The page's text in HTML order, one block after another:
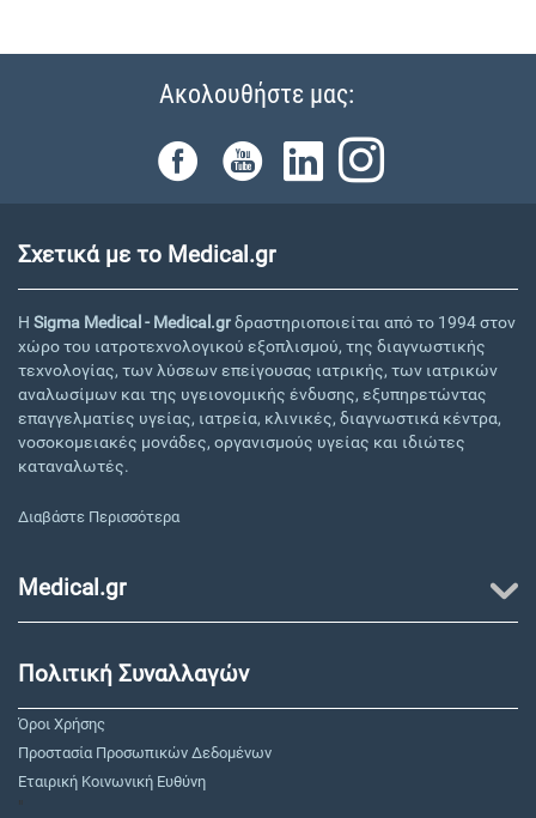
Ακολουθήστε μας:
Σχετικά με το Medical.gr
Η Sigma Medical - Medical.grδραστηριοποιείται από το 1994 στον
χώρο του ιατροτεχνολογικού εξοπλισμού, της διαγνωστικής
τεχνολογίας, των λύσεων επείγουσας ιατρικής, των ιατρικών
αναλωσίμων και της υγειονομικής ένδυσης, εξυπηρετώντας
επαγγελματίες υγείας, ιατρεία, κλινικές, διαγνωστικά κέντρα,
νοσοκομειακές μονάδες, οργανισμούς υγείας και ιδιώτες
καταναλωτές.
Διαβάστε Περισσότερα
Medical.gr
Πολιτική Συναλλαγών
Όροι Χρήσης
Προστασία Προσωπικών Δεδομένων
Εταιρική Κοινωνική Ευθύνη
"